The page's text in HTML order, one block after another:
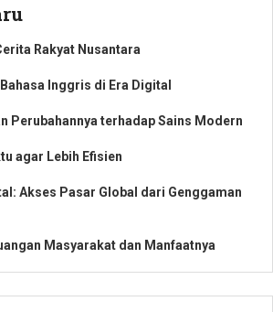
Rakyat Nusantara
Inggris di Era Digital
Perubahannya terhadap Sains Modern
agar Lebih Efisien
Akses Pasar Global dari Genggaman
Masyarakat dan Manfaatnya